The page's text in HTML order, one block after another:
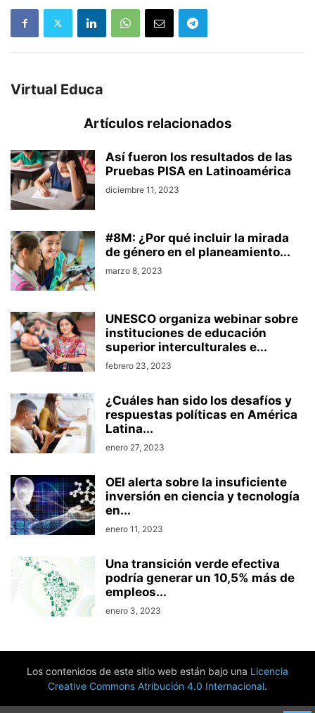
Virtual Educa
Artículos relacionados
Así fueron los resultados de las
Pruebas PISA en Latinoamérica
diciembre 11, 2023
#8M: ¿Por qué incluir la mirada
de género en el planeamiento...
marzo 8, 2023
UNESCO organiza webinar sobre
instituciones de educación
superior interculturales e...
febrero 23, 2023
¿Cuáles han sido los desafíos y
respuestas políticas en América
Latina...
enero 27, 2023
OEI alerta sobre la insuficiente
inversión en ciencia y tecnología
en...
enero 11, 2023
Una transición verde efectiva
podría generar un 10,5% más de
empleos...
enero 3, 2023
Los contenidos de este sitio web están bajo una Licencia
Creative Commons Atribución 4.0 Internacional.